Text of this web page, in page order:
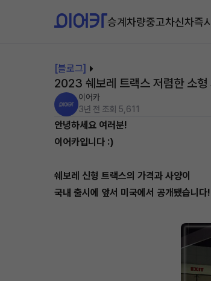
승계차량중고차신차즉
[블로그]
2023 쉐보레 트랙스 저렴한 소
이어카
3년 전 조회 5,611
안녕하세요 여러분!
이어카입니다 :)
쉐보레 신형 트랙스의 가격과 사양이
국내 출시에 앞서 미국에서 공개됐습니다!